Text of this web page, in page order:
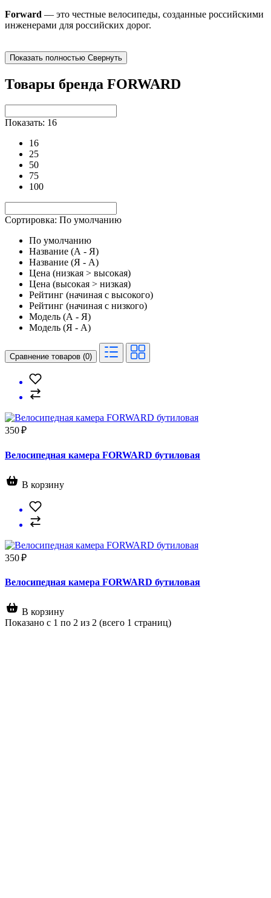
Forward — это честные велосипеды, созданные российскими
инженерами для российских дорог.
Показать полностью Свернуть
Товары бренда FORWARD
Показать: 16
16
25
50
75
100
Сортировка: По умолчанию
По умолчанию
Название (А - Я)
Название (Я - А)
Цена (низкая > высокая)
Цена (высокая > низкая)
Рейтинг (начиная с высокого)
Рейтинг (начиная с низкого)
Модель (А - Я)
Модель (Я - А)
Сравнение товаров (0)
350 ₽
Велосипедная камера FORWARD бутиловая
В корзину
350 ₽
Велосипедная камера FORWARD бутиловая
В корзину
Показано с 1 по 2 из 2 (всего 1 страниц)